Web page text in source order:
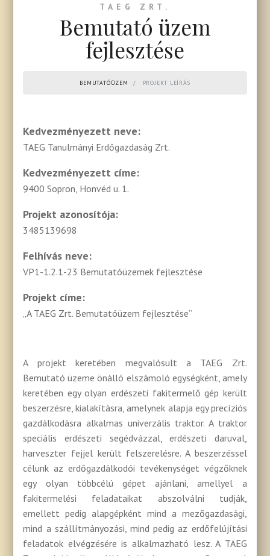
TAEG ZRT.
Bemutató üzem
fejlesztése
BEMUTATÓÜZEM PROJEKT LEÍRÁS
Kedvezményezett neve:
TAEG Tanulmányi Erdőgazdaság Zrt.
Kedvezményezett címe:
9400 Sopron, Honvéd u. 1.
Projekt azonosítója:
3485139698
Felhívás neve:
VP1-1.2.1-23 Bemutatóüzemek fejlesztése
Projekt címe:
„A TAEG Zrt. Bemutatóüzem fejlesztése”
A projekt keretében megvalósult a TAEG Zrt.
Bemutató üzeme önálló elszámoló egységként, amely
keretében egy olyan erdészeti fakitermelő gép került
beszerzésre, kialakításra, amelynek alapja egy precíziós
gazdálkodásra alkalmas univerzális traktor. A traktor
speciális erdészeti segédvázzal, erdészeti daruval,
harveszter fejjel került felszerelésre. A beszerzéssel
célunk az erdőgazdálkodói tevékenységet végzőknek
egy olyan többcélú gépet ajánlani, amellyel a
fakitermelési feladataikat abszolválni tudják,
emellett pedig alapgépként mind a mezőgazdasági,
mind a szállítmányozási, mind pedig az erdőfelújítási
feladatok elvégzésére is alkalmazható lesz. A TAEG